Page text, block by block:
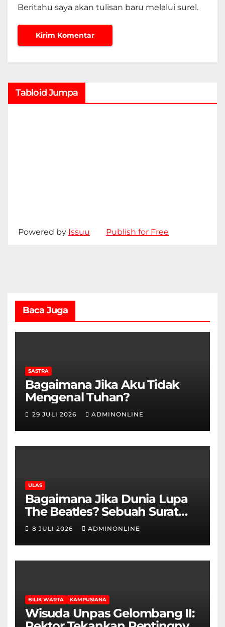
Beritahu saya akan tulisan baru melalui surel.
Tabloid Jumpa
Powered by Issuu Publish for Free
Baca Juga
SASTRA
Bagaimana Jika Aku Tidak
Mengenal Tuhan?
29 JULI 2026 ADMINONLINE
ULAS
Bagaimana Jika Dunia Lupa
The Beatles? Sebuah Surat
Cinta dan Kritik
8 JULI 2026 ADMINONLINE
BILIK WARTA KAMPUSIANA
Wisuda Unpas Gelombang II: